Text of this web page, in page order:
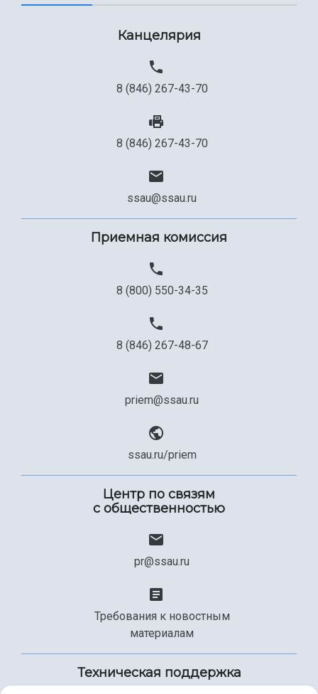
Канцелярия
8 (846) 267-43-70
8 (846) 267-43-70
ssau@ssau.ru
Приемная комиссия
8 (800) 550-34-35
8 (846) 267-48-67
priem@ssau.ru
ssau.ru/priem
Центр по связям
с общественностью
pr@ssau.ru
Требования к новостным
материалам
Техническая поддержка